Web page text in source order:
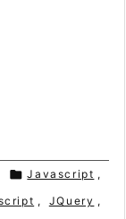
 Javascript ,
, JQuery ,